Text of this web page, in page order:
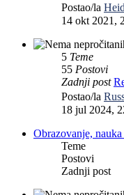
Postao/la
14 okt 2021,
5 Teme
55 Postovi
Zadnji post
Postao/la
18 jul 2024,
Obrazovanje,
Teme
Postovi
Zadnji post